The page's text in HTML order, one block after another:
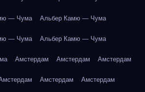
— Чума Альбер Камю — Чума
— Чума Альбер Камю — Чума
Амстердам Амстердам Амстердам
Амстердам Амстердам